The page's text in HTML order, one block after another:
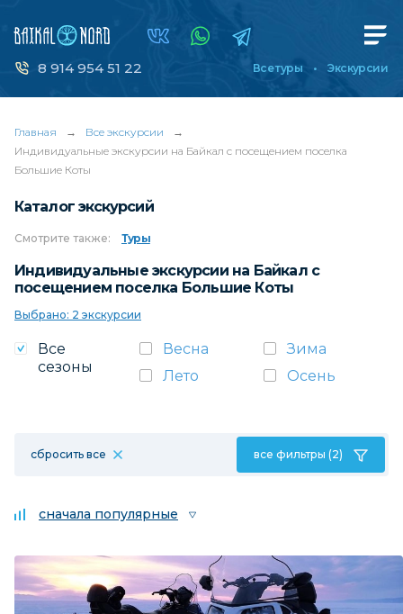
8 914 954 51 22 Все туры Экскурсии
Главная → Все экскурсии
→
Индивидуальные экскурсии на Байкал с посещением поселка
Большие Коты
Каталог экскурсий
Смотрите также: Туры
Индивидуальные экскурсии на Байкал с
посещением поселка Большие Коты
Выбрано: 2 экскурсии
Все
сезоны
Весна
Зима
Лето
Осень
сбросить все все фильтры (2)
сначала популярные